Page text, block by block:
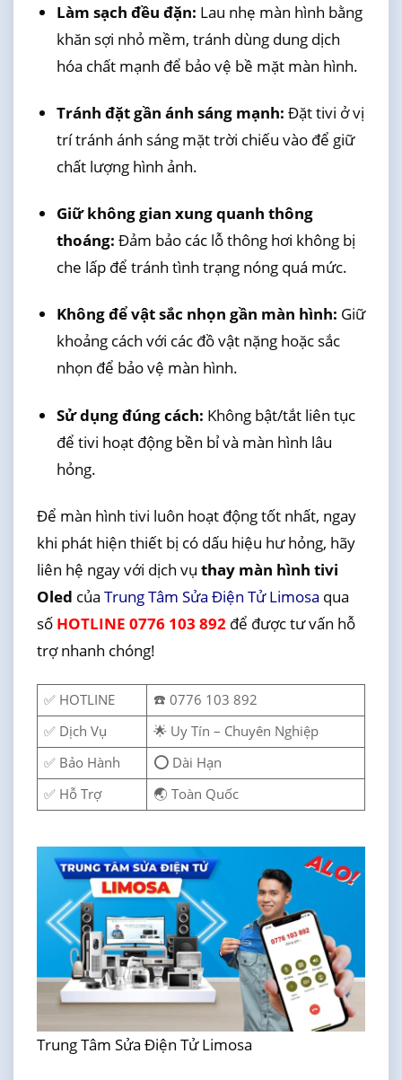
Làm sạch đều đặn: Lau nhẹ màn hình bằng
khăn sợi nhỏ mềm, tránh dùng dung dịch
hóa chất mạnh để bảo vệ bề mặt màn hình.
Tránh đặt gần ánh sáng mạnh: Đặt tivi ở vị
trí tránh ánh sáng mặt trời chiếu vào để giữ
chất lượng hình ảnh.
Giữ không gian xung quanh thông
thoáng: Đảm bảo các lỗ thông hơi không bị
che lấp để tránh tình trạng nóng quá mức.
Không để vật sắc nhọn gần màn hình: Giữ
khoảng cách với các đồ vật nặng hoặc sắc
nhọn để bảo vệ màn hình.
Sử dụng đúng cách: Không bật/tắt liên tục
để tivi hoạt động bền bỉ và màn hình lâu
hỏng.
Để màn hình tivi luôn hoạt động tốt nhất, ngay
khi phát hiện thiết bị có dấu hiệu hư hỏng, hãy
liên hệ ngay với dịch vụ thay màn hình tivi
Oled của Trung Tâm Sửa Điện Tử Limosa qua
số HOTLINE 0776 103 892để được tư vấn hỗ
trợ nhanh chóng!
✅ HOTLINE
☎️ 0776 103 892
✅ Dịch Vụ
🌟 Uy Tín – Chuyên Nghiệp
✅ Bảo Hành
⭕ Dài Hạn
✅ Hỗ Trợ
🌏 Toàn Quốc
Trung Tâm Sửa Điện Tử Limosa